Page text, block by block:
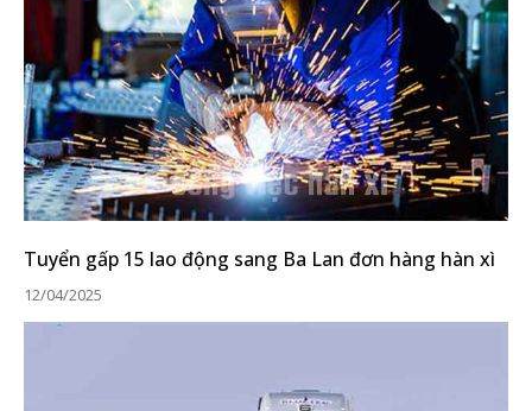
Tuyển gấp 15 lao động sang Ba Lan đơn hàng hàn xì
12/04/2025